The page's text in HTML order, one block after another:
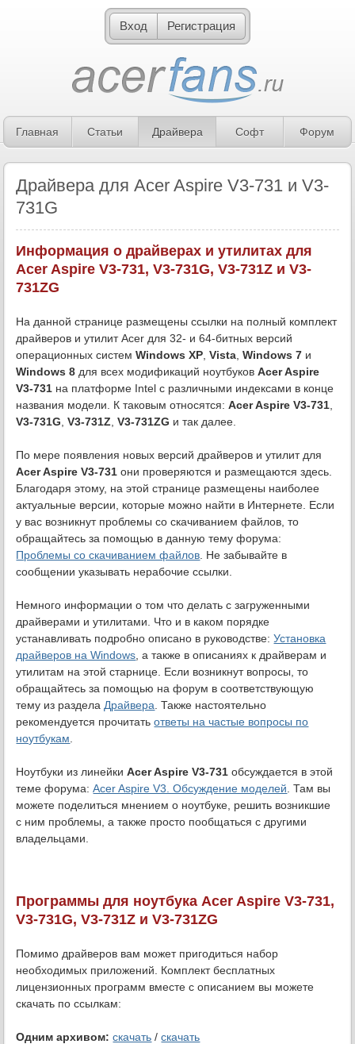
Вход Регистрация
Главная Статьи Драйвера Софт Форум
Драйвера для Acer Aspire V3-731 и V3-
731G
Информация о драйверах и утилитах для
Acer Aspire V3-731, V3-731G, V3-731Z и V3-
731ZG
На данной странице размещены ссылки на полный комплект
драйверов и утилит Acer для 32- и 64-битных версий
операционных системWindows XP ,Vista ,Windows 7 и
Windows 8 для всех модификаций ноутбуковAcer Aspire
V3-731 на платформе Intel с различными индексами в конце
названия модели. К таковым относятся:Acer Aspire V3-731
V3-731G ,V3-731Z ,V3-731ZG и так далее.
По мере появления новых версий драйверов и утилит для
Acer Aspire V3-731 они проверяются и размещаются здесь.
Благодаря этому, на этой странице размещены наиболее
актуальные версии, которые можно найти в Интернете. Если
у вас возникнут проблемы со скачиванием файлов, то
обращайтесь за помощью в данную тему форума:
Проблемы со скачиванием файлов . Не забывайте в
сообщении указывать нерабочие ссылки.
Немного информации о том что делать с загруженными
драйверами и утилитами. Что и в каком порядке
устанавливать подробно описано в руководстве:Установка
драйверов на Windows , а также в описаниях к драйверам и
утилитам на этой старнице. Если возникнут вопросы, то
обращайтесь за помощью на форум в соответствующую
тему из раздела Драйвера . Также настоятельно
рекомендуется прочитатьответы на частые вопросы по
ноутбукам
Ноутбуки из линейкиAcer Aspire V3-731 обсуждается в этой
теме форума:Acer Aspire V3. Обсуждение моделей . Там вы
можете поделиться мнением о ноутбуке, решить возникшие
с ним проблемы, а также просто пообщаться с другими
владельцами.
Программы для ноутбука Acer Aspire V3-731,
V3-731G, V3-731Z и V3-731ZG
Помимо драйверов вам может пригодиться набор
необходимых приложений. Комплект бесплатных
лицензионных программ вместе с описанием вы можете
скачать по ссылкам:
Одним архивом: скачать /скачать